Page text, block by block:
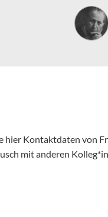
hier Kontaktdaten von
mit anderen